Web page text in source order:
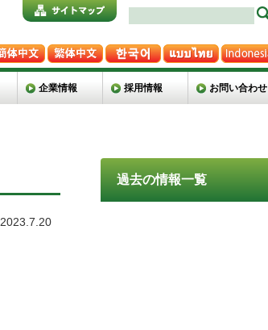
企業情報 採用情報 お問い合わせ
過去の情報一覧
2023.7.20